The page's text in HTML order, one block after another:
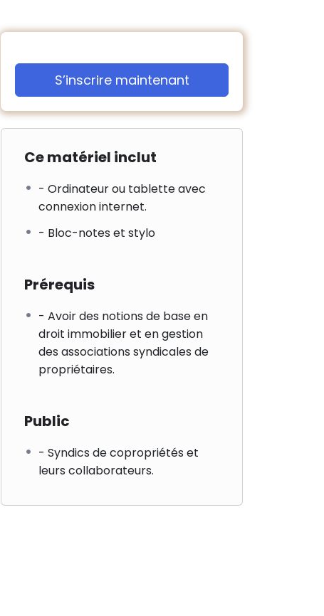
S’inscrire maintenant
Ce matériel inclut
- Ordinateur ou tablette avec
connexion internet.
- Bloc-notes et stylo
Prérequis
- Avoir des notions de base en
droit immobilier et en gestion
des associations syndicales de
propriétaires.
Public
- Syndics de copropriétés et
leurs collaborateurs.